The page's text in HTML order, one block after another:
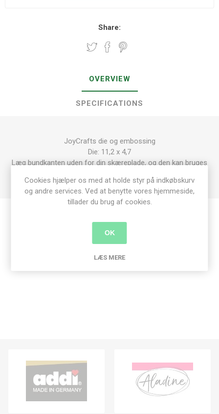
Share:
OVERVIEW
SPECIFICATIONS
JoyCrafts die og embossing
Die: 11,2 x 4,7
Læg bundkanten uden for din skæreplade, og den kan bruges
Produkt tags
Cookies hjælper os med at holde styr på indkøbskurv
og andre services. Ved at benytte vores hjemmeside,
tillader du brug af cookies.
OK
LÆS MERE